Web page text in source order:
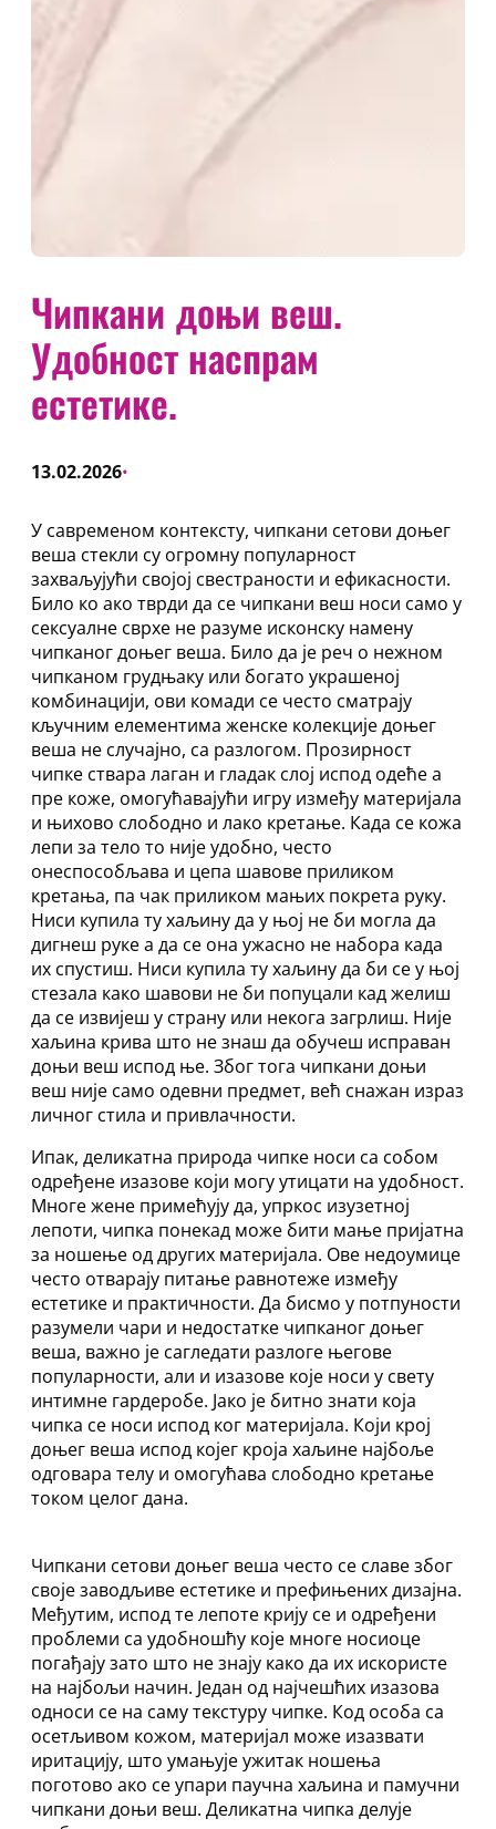
Чипкани доњи веш.
Удобност наспрам
естетике.
13.02.2026•
У савременом контексту, чипкани сетови доњег
веша стекли су огромну популарност
захваљујући својој свестраности и ефикасности.
Било ко ако тврди да се чипкани веш носи само у
сексуалне сврхе не разуме исконску намену
чипканог доњег веша. Било да је реч о нежном
чипканом грудњаку или богато украшеној
комбинацији, ови комади се често сматрају
кључним елементима женске колекције доњег
веша не случајно, са разлогом. Прозирност
чипке ствара лаган и гладак слој испод одеће а
пре коже, омогућавајући игру између материјала
и њихово слободно и лако кретање. Када се кожа
лепи за тело то није удобно, често
онеспособљава и цепа шавове приликом
кретања, па чак приликом мањих покрета руку.
Ниси купила ту хаљину да у њој не би могла да
дигнеш руке а да се она ужасно не набора када
их спустиш. Ниси купила ту хаљину да би се у њој
стезала како шавови не би попуцали кад желиш
да се извијеш у страну или некога загрлиш. Није
хаљина крива што не знаш да обучеш исправан
доњи веш испод ње. Због тога чипкани доњи
веш није само одевни предмет, већ снажан израз
личног стила и привлачности.
Ипак, деликатна природа чипке носи са собом
одређене изазове који могу утицати на удобност.
Многе жене примећују да, упркос изузетној
лепоти, чипка понекад може бити мање пријатна
за ношење од других материјала. Ове недоумице
често отварају питање равнотеже између
естетике и практичности. Да бисмо у потпуности
разумели чари и недостатке чипканог доњег
веша, важно је сагледати разлоге његове
популарности, али и изазове које носи у свету
интимне гардеробе. Јако је битно знати која
чипка се носи испод ког материјала. Који крој
доњег веша испод којег кроја хаљине најбоље
одговара телу и омогућава слободно кретање
током целог дана.
Чипкани сетови доњег веша често се славе због
своје заводљиве естетике и префињених дизајна.
Међутим, испод те лепоте крију се и одређени
проблеми са удобношћу које многе носиоце
погађају зато што не знају како да их искористе
на најбољи начин. Један од најчешћих изазова
односи се на саму текстуру чипке. Код особа са
осетљивом кожом, материјал може изазвати
иритацију, што умањује ужитак ношења
поготово ако се упари паучна хаљина и памучни
чипкани доњи веш. Деликатна чипка делује